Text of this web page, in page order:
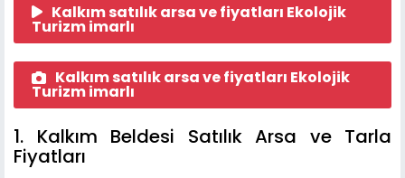
Kalkım satılık arsa ve fiyatları Ekolojik
Turizm imarlı
Kalkım satılık arsa ve fiyatları Ekolojik
Turizm imarlı
1. Kalkım Beldesi Satılık Arsa ve Tarla
Fiyatları